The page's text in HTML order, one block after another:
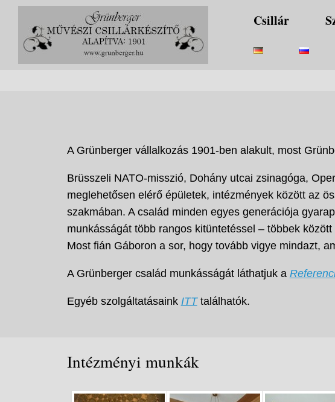
Csillár
A Grünberger vállalkozás 1901-ben alakult, most
Brüsszeli NATO-misszió, Dohány utcai zsinagóga,
meglehetősen elérő épületek, intézmények között az
szakmában. A család minden egyes generációja
munkásságát több rangos kitüntetéssel – többek
Most fián Gáboron a sor, hogy tovább vigye mindazt,
A Grünberger család munkásságát láthatjuk a
Egyéb szolgáltatásaink ITT találhatók.
Intézményi munkák